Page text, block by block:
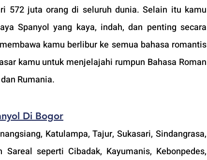
572 juta orang di seluruh dunia. Selain itu kamu
Spanyol yang kaya, indah, dan penting secara
kamu berlibur ke semua bahasa romantis
kamu untuk menjelajahi rumpun Bahasa Roman
Rumania.
Di Bogor
Katulampa, Tajur, Sukasari, Sindangrasa,
seperti Cibadak, Kayumanis, Kebonpedes,